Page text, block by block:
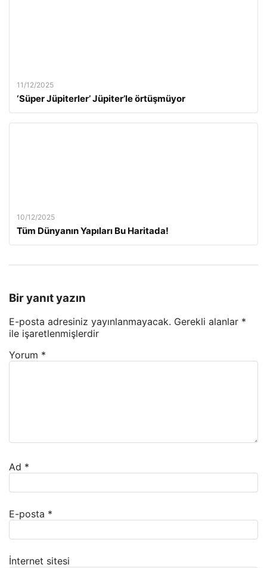
11/12/2025
‘Süper Jüpiterler’ Jüpiter’le örtüşmüyor
10/12/2025
Tüm Dünyanın Yapıları Bu Haritada!
Bir yanıt yazın
E-posta adresiniz yayınlanmayacak. Gerekli alanlar *
ile işaretlenmişlerdir
Yorum *
Ad *
E-posta *
İnternet sitesi